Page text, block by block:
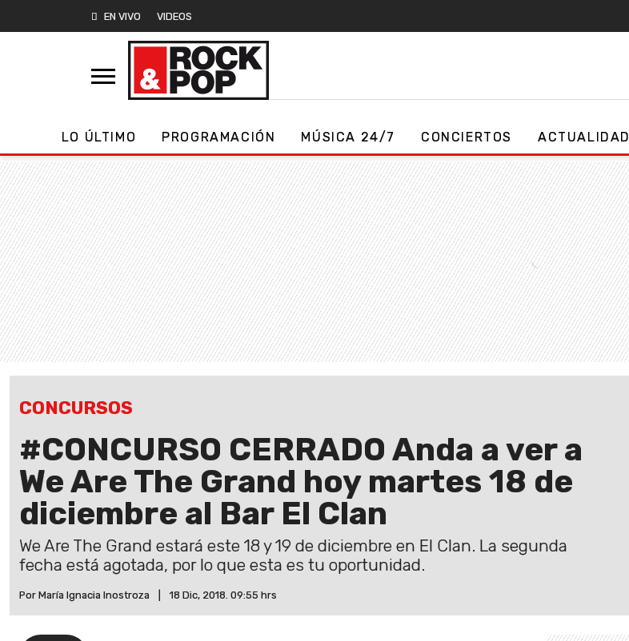
EN VIVO VIDEOS
LO ÚLTIMO PROGRAMACIÓN MÚSICA 24/7 CONCIERTOS ACTUALIDAD
CONCURSOS
#CONCURSO CERRADO Anda a ver a
We Are The Grand hoy martes 18 de
diciembre al Bar El Clan
We Are The Grand estará este 18 y 19 de diciembre en El Clan. La segunda
fecha está agotada, por lo que esta es tu oportunidad.
Por María Ignacia Inostroza 18 Dic, 2018. 09:55 hrs